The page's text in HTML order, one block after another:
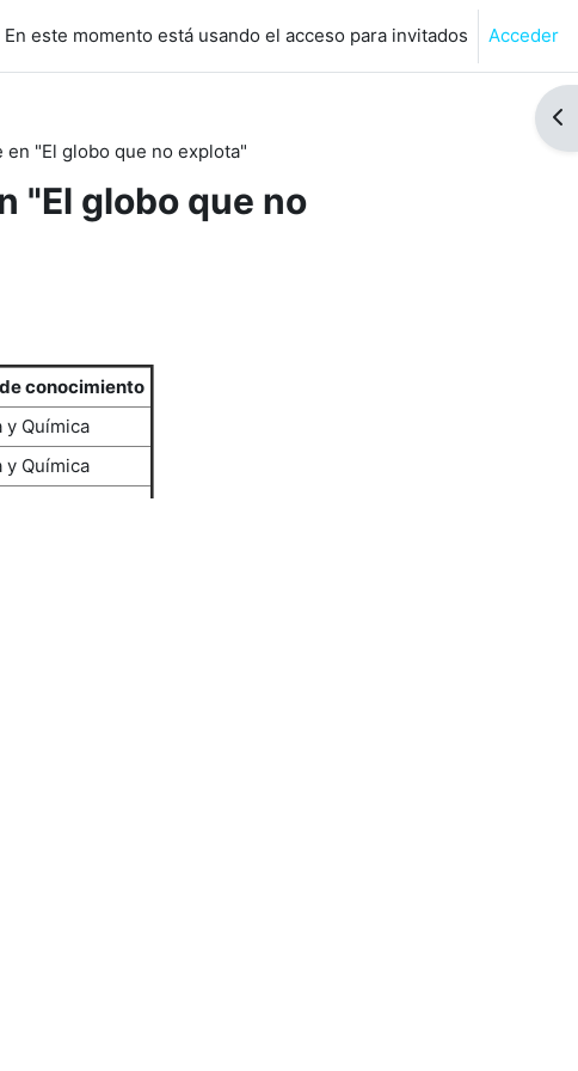
de búsqueda de entrada
En este momento está usando el acceso para invitados Acceder
"El globo que no explota"
"El globo que no
conocimiento
y Química
y Química